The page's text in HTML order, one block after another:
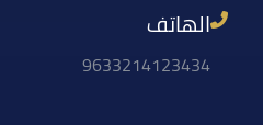
الهاتف
9633214123434